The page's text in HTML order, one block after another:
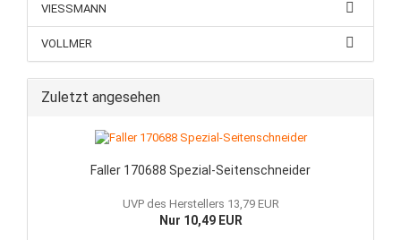
VIESSMANN
VOLLMER
Zuletzt angesehen
Faller 170688 Spezial-Seitenschneider
UVP des Herstellers 13,79 EUR
Nur 10,49 EUR